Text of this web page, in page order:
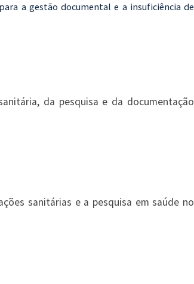
a gestão documental e a insuficiência de
da pesquisa e da documentação
sanitárias e a pesquisa em saúde no